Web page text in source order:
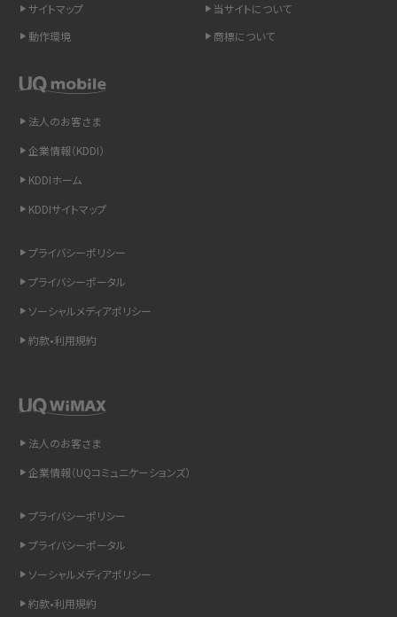
iCloudの使用容量を減らす9つの方法！使用状況の確認手順も紹介
インスタのDMの送り方は？便利機能の使い方や注意点をわかりやすく解説
Bluetooth®とは？Wi-Fiとの違いやスマホ・PCとの接続方法を解説
詳しく解説
Wi-Fiを快適に使うための速度はどれくらい？用途別の目安・回線ごとの平均を
LINEの着信音や通知音の設定・変更方法を解説！鳴らない場合の対処法も紹介
サイトマップ
当サイトについて
動作環境
商標について
法人のお客さま
企業情報（KDDI）
KDDIホーム
KDDIサイトマップ
プライバシーポリシー
プライバシーポータル
ソーシャルメディアポリシー
約款•利用規約
法人のお客さま
企業情報（UQコミュニケーションズ）
プライバシーポリシー
プライバシーポータル
ソーシャルメディアポリシー
約款•利用規約